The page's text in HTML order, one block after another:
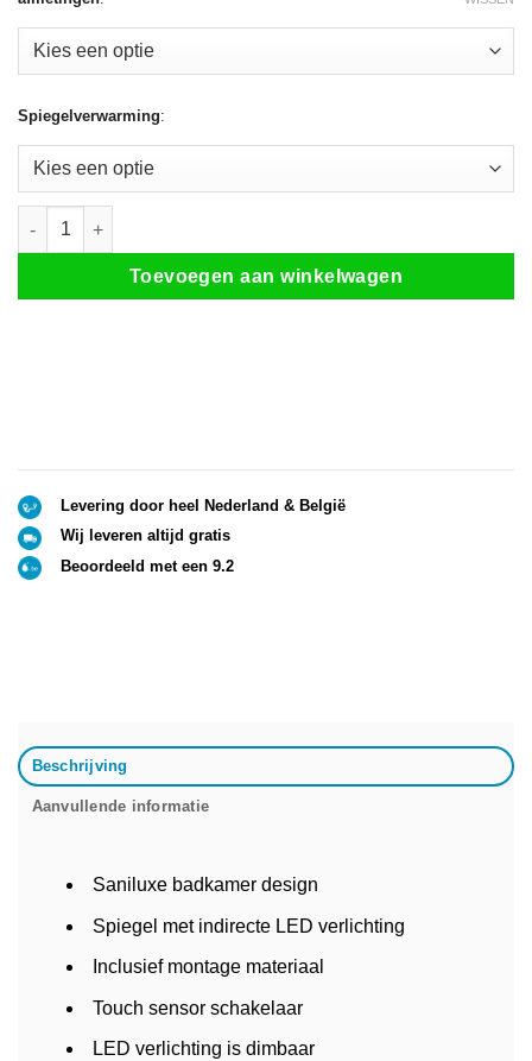
Spiegelverwarming:
Spiegel Decor mat zwart met indirecte LED verlichting drie kleuren
Toevoegen aan winkelwagen
Levering door heel Nederland & België
Wij leveren altijd gratis
Beoordeeld met een 9.2
Beschrijving
Aanvullende informatie
Saniluxe badkamer design
Spiegel met indirecte LED verlichting
Inclusief montage materiaal
Touch sensor schakelaar
LED verlichting is dimbaar